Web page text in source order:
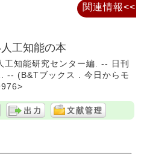
工知能の本
工知能研究センター編. -- 日刊
-- (B&Tブックス . 今日からモ
関連情報<<